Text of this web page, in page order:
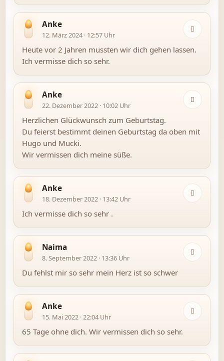
Anke
12. März 2024 · 12:57 Uhr
Heute vor 2 Jahren mussten wir dich gehen lassen.
Ich vermisse dich so sehr.
Anke
22. Dezember 2022 · 10:02 Uhr
Herzlichen Glückwunsch zum Geburtstag.
Du feierst bestimmt deinen Geburtstag da oben mit
Hugo und Mucki.
Wir vermissen dich meine süße.
Anke
18. Dezember 2022 · 13:42 Uhr
Ich vermisse dich so sehr .
Naima
8. September 2022 · 13:36 Uhr
Du fehlst mir so sehr mein Herz ist so schwer
Anke
15. Mai 2022 · 22:04 Uhr
65 Tage ohne dich. Wir vermissen dich so sehr.